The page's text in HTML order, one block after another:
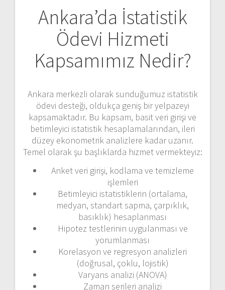
Ankara’da İstatistik
Ödevi Hizmeti
Kapsamımız Nedir?
Ankara merkezli olarak sunduğumuz istatistik
ödevi desteği, oldukça geniş bir yelpazeyi
kapsamaktadır. Bu kapsam, basit veri girişi ve
betimleyici istatistik hesaplamalarından, ileri
düzey ekonometrik analizlere kadar uzanır.
Temel olarak şu başlıklarda hizmet vermekteyiz:
Anket veri girişi, kodlama ve temizleme
işlemleri
Betimleyici istatistiklerin (ortalama,
medyan, standart sapma, çarpıklık,
basıklık) hesaplanması
Hipotez testlerinin uygulanması ve
yorumlanması
Korelasyon ve regresyon analizleri
(doğrusal, çoklu, lojistik)
Varyans analizi (ANOVA)
Zaman serileri analizi